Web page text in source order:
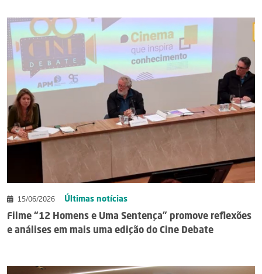
15/06/2026 Últimas notícias
Filme “12 Homens e Uma Sentença” promove reflexões
e análises em mais uma edição do Cine Debate